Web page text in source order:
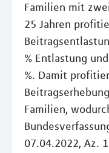
Familien mit
25 Jahren
% Entlastung
%. Damit
Familien,
07.04.2022, Az.